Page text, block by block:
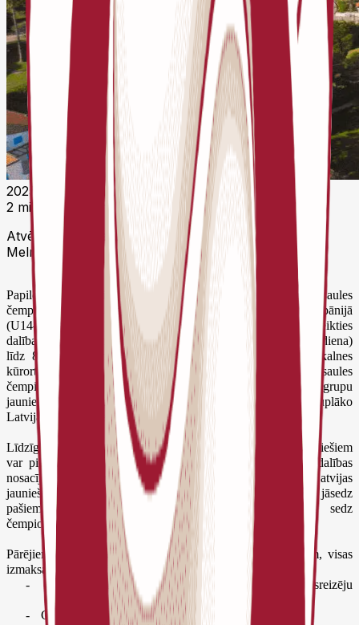
2025. gada 1. jūlijs 05:44 UTC
2 minūšu lasīšana
Atvērta pieteikšanās Eiropas jauniešu čempionātam
Melnkalnē
Papildus jau iepriekš izsludinātajām pieteikšanām uz pasaules
čempionātiem Kazahstānā (U8–U12 vecuma grupas) un Albānijā
(U14–U18 grupas), šoreiz jaunie šahisti tiek aicināti pieteikties
dalībai Eiropas čempionātā. Tas no 28. oktobra (iebraukšanas diena)
līdz 8. novembrim (izbraukšanas diena) norisināsies Melnkalnes
kūrortpilsētā Budvā. Jāatzīmē, ka atšķirībā no pasaules
čempionātiem, Eiropas čempionātā piedalās visu vecuma grupu
jaunieši (no U8 līdz U18), tāpēc šis turnīrs ierasti pulcē viskuplāko
Latvijas jauniešu delegāciju.
Līdzīgi kā pasaules čempionātos, arī Eiropas čempionātā jauniešiem
var piedalīties ikviens interesents, tomēr pastāv atšķirības dalības
nosacījumos. Dalībniekiem, kuri kvalificējušies dalībai caur Latvijas
jauniešu čempionātu, jārēķinās ar to, ka ceļa izdevumi būs jāsedz
pašiem, savukārt pārējās ar dalību saistītās izmaksas sedz
čempionāta rīkotāji un Latvijas Šaha federācija.
Pārējiem dalībniekiem, kā arī visām pavadošajām personām, visas
izmaksas jāsedz pašiem. Šīs izmaksas ietver:
-
Izmitināšanu organizatoru piedāvātajā viesnīcā ar trīsreizēju
ēdināšanu;
-
Ceļa izdevumus;